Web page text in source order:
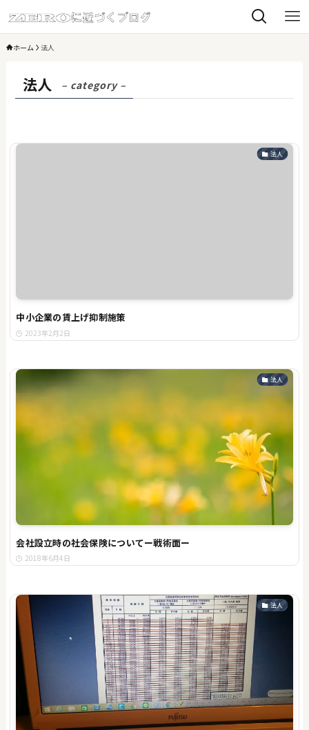
ホーム 法人
法人 – category –
法人
中小企業の賃上げ抑制施策
2023年2月2日
法人
会社設立時の社会保険についてー戦術面ー
2018年6月4日
法人